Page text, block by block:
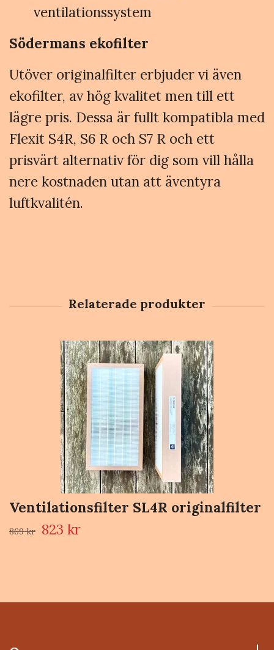
ventilationssystem
Södermans ekofilter
Utöver originalfilter erbjuder vi även
ekofilter, av hög kvalitet men till ett
lägre pris. Dessa är fullt kompatibla med
Flexit S4R, S6 R och S7 R och ett
prisvärt alternativ för dig som vill hålla
nere kostnaden utan att äventyra
luftkvalitén.
Ventilationsfilter SL4R originalfilter
869 kr 823 kr